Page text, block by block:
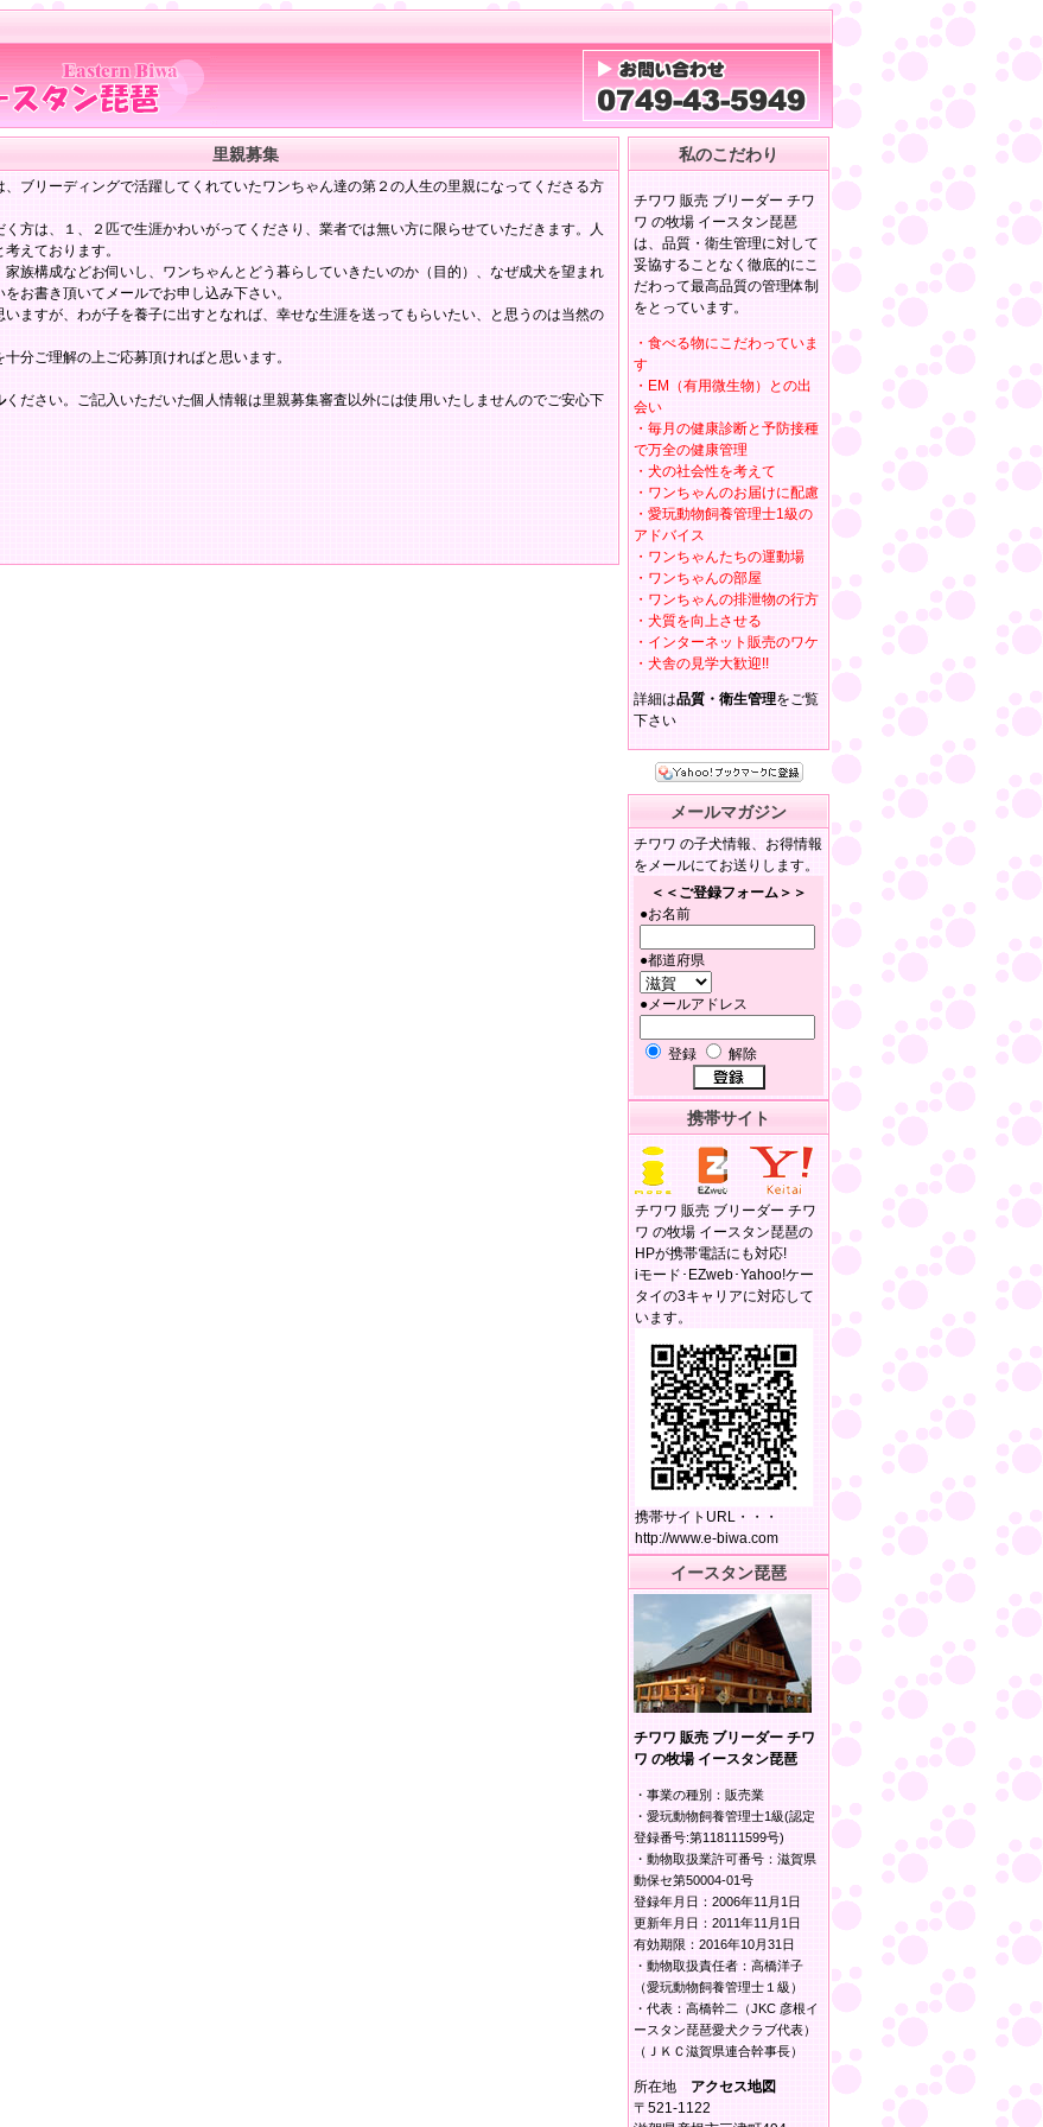
里親募集
、ブリーディングで活躍してくれていたワンちゃん達の第２の人生の里親になってくださる方
く方は、１、２匹で生涯かわいがってくださり、業者では無い方に限らせていただきます。人
えております。
家族構成などお伺いし、ワンちゃんとどう暮らしていきたいのか（目的）、なぜ成犬を望まれ
お書き頂いてメールでお申し込み下さい。
いますが、わが子を養子に出すとなれば、幸せな生涯を送ってもらいたい、と思うのは当然の
分ご理解の上ご応募頂ければと思います。
ください。ご記入いただいた個人情報は里親募集審査以外には使用いたしませんのでご安心下
私のこだわり
チワワ 販売 ブリーダー チワ
ワ の牧場 イースタン琵琶
は、品質・衛生管理に対して
妥協することなく徹底的にこ
だわって最高品質の管理体制
をとっています。
・食べる物にこだわっていま
す
・EM（有用微生物）との出
会い
・毎月の健康診断と予防接種
で万全の健康管理
・犬の社会性を考えて
・ワンちゃんのお届けに配慮
・愛玩動物飼養管理士1級の
アドバイス
・ワンちゃんたちの運動場
・ワンちゃんの部屋
・ワンちゃんの排泄物の行方
・犬質を向上させる
・インターネット販売のワケ
・犬舎の見学大歓迎!!
詳細は品質・衛生管理をご覧
下さい
メールマガジン
チワワ の子犬情報、お得情報
をメールにてお送りします。
＜＜ご登録フォーム＞＞
●お名前
●都道府県
●メールアドレス
登録 解除
携帯サイト
チワワ 販売 ブリーダー チワ
ワ の牧場 イースタン琵琶の
HPが携帯電話にも対応!
iモード･EZweb･Yahoo!ケー
タイの3キャリアに対応して
います。
携帯サイトURL・・・
http://www.e-biwa.com
イースタン琵琶
チワワ 販売 ブリーダー チワ
ワ の牧場 イースタン琵琶
・事業の種別：販売業
・愛玩動物飼養管理士1級(認定
登録番号:第118111599号)
・動物取扱業許可番号：滋賀県
動保セ第50004-01号
登録年月日：2006年11月1日
更新年月日：2011年11月1日
有効期限：2016年10月31日
・動物取扱責任者：高橋洋子
（愛玩動物飼養管理士１級）
・代表：高橋幹二（JKC 彦根イ
ースタン琵琶愛犬クラブ代表）
（ＪＫＣ滋賀県連合幹事長）
所在地 アクセス地図
〒521-1122